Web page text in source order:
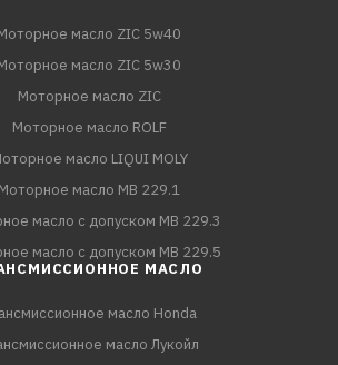
масло ZIC 5w40
масло ZIC 5w30
Моторное масло ZIC
Моторное масло ROLF
масло LIQUI MOLY
Моторное масло MB 229.1
масло с допуском MB 229.3
масло с допуском MB 229.5
МАСЛО
масло Honda
масло Лукойл